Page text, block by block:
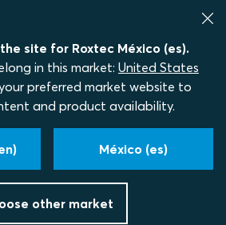
site for Roxtec México (es).
in this market: United States
preferred market website to
and product availability.
México (es)
other market